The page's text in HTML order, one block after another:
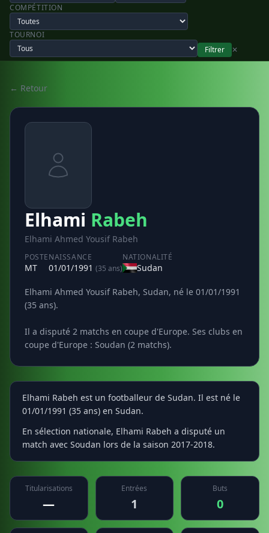
COMPÉTITION
TOURNOI
Filtrer
✕
← Retour
Elhami Rabeh
Elhami Ahmed Yousif Rabeh
POSTE
MT
NAISSANCE
01/01/1991 (35 ans)
NATIONALITÉ
Sudan
Elhami Ahmed Yousif Rabeh, Sudan, né le 01/01/1991
(35 ans).
Il a disputé 2 matchs en coupe d'Europe. Ses clubs en
coupe d'Europe : Soudan (2 matchs).
Elhami Rabeh est un footballeur de Sudan. Il est né le
01/01/1991 (35 ans) en Sudan.
En sélection nationale, Elhami Rabeh a disputé un
match avec Soudan lors de la saison 2017-2018.
Titularisations
—
Entrées
1
Buts
0